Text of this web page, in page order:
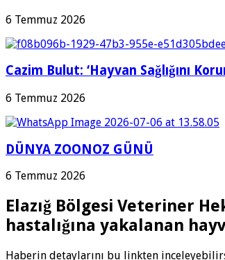
6 Temmuz 2026
Cazim Bulut: ‘Hayvan Sağlığını
6 Temmuz 2026
DÜNYA ZOONOZ GÜNÜ
6 Temmuz 2026
Elazığ Bölgesi Veteriner
hastalığına yakalanan
Haberin detaylarını bu linkten